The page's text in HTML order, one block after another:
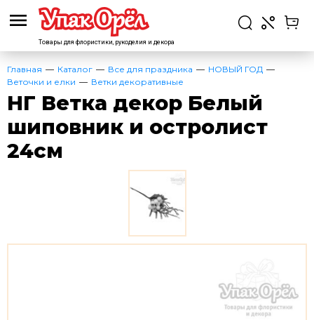
Товары для флористики, рукоделия и декора
Главная Каталог Все для праздника
НОВЫЙ ГОД
Веточки и елки
Ветки декоративные
НГ Ветка декор Белый
шиповник и остролист
24см